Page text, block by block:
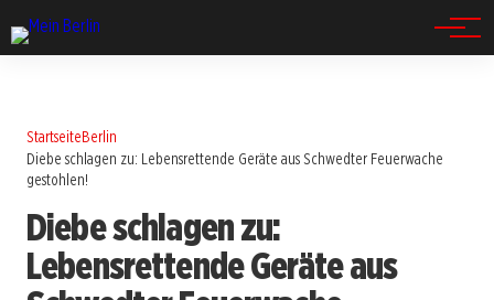
StartseiteBerlin
Diebe schlagen zu: Lebensrettende Geräte aus Schwedter Feuerwache
gestohlen!
Diebe schlagen zu:
Lebensrettende Geräte aus